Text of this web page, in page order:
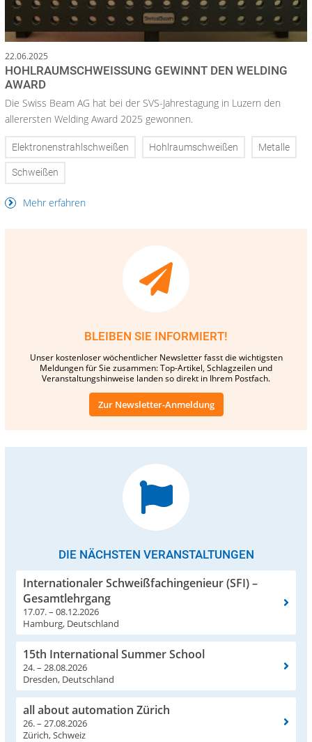
22.06.2025
HOHLRAUMSCHWEISSUNG GEWINNT DEN WELDING
AWARD
Die Swiss Beam AG hat bei der SVS-Jahrestagung in Luzern den
allerersten Welding Award 2025 gewonnen.
Elektronenstrahlschweißen Hohlraumschweißen Metalle
Schweißen
Mehr erfahren
BLEIBEN SIE INFORMIERT!
Unser kostenloser wöchentlicher Newsletter fasst die wichtigsten
Meldungen für Sie zusammen: Top-Artikel, Schlagzeilen und
Veranstaltungshinweise landen so direkt in Ihrem Postfach.
Zur Newsletter-Anmeldung
DIE NÄCHSTEN VERANSTALTUNGEN
Internationaler Schweißfachingenieur (SFI) –
Gesamtlehrgang
17.07. – 08.12.2026
Hamburg, Deutschland
15th International Summer School
24. – 28.08.2026
Dresden, Deutschland
all about automation Zürich
26. – 27.08.2026
Zürich, Schweiz